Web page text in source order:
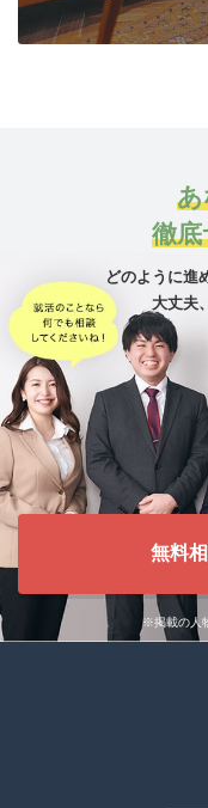
あ
徹
どのように進
大丈夫、
無料
※掲載の人